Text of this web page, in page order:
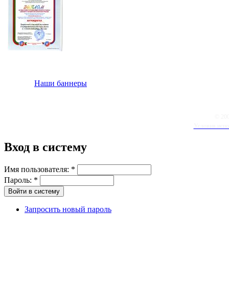
Наши баннеры
Вход в систему
Имя пользователя: *
Пароль: *
Запросить новый пароль